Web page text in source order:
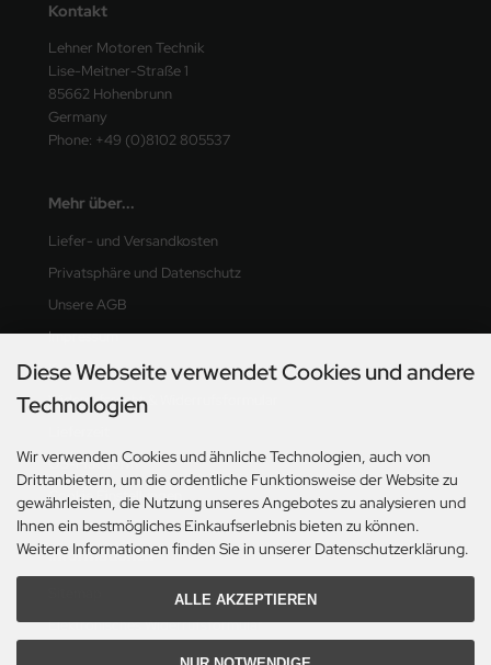
Kontakt
Lehner Motoren Technik
Lise-Meitner-Straße 1
85662 Hohenbrunn
Germany
Phone: +49 (0)8102 805537
Mehr über...
Liefer- und Versandkosten
Privatsphäre und Datenschutz
Unsere AGB
Impressum
Kontakt
Widerrufsrecht & Widerrufsformular
OS-Plattform
Cookie Einstellungen
Informationen
Elektronisches Widerrufsformular
Diese Webseite verwendet Cookies und andere
Technologien
Wir verwenden Cookies und ähnliche Technologien, auch von
Drittanbietern, um die ordentliche Funktionsweise der Website zu
gewährleisten, die Nutzung unseres Angebotes zu analysieren und
Ihnen ein bestmögliches Einkaufserlebnis bieten zu können.
Weitere Informationen finden Sie in unserer Datenschutzerklärung.
ALLE AKZEPTIEREN